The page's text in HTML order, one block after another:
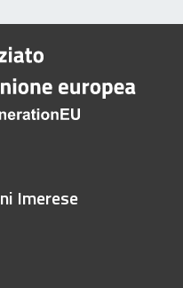
Imerese